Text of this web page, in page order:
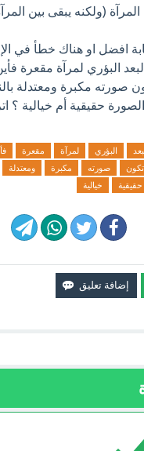
(ولكنه يبقى بين
افضل او هناك خطأ في
البؤري لمرآة مقعرة
صورته مكبرة ومعتدلة
حقيقية أم خيالية ؟
البؤري لمرآة مقعرة
تكون صورته مكبرة ومعتدلة
حقيقية خيالية